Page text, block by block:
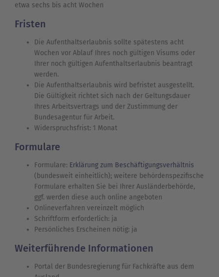
etwa sechs bis acht Wochen
Fristen
Die Aufenthaltserlaubnis sollte spätestens acht
Wochen vor Ablauf Ihres noch gültigen Visums oder
Ihrer noch gültigen Aufenthaltserlaubnis beantragt
werden.
Die Aufenthaltserlaubnis wird befristet ausgestellt.
Die Gültigkeit richtet sich nach der Geltungsdauer
Ihres Arbeitsvertrags und der Zustimmung der
Bundesagentur für Arbeit.
Widerspruchsfrist: 1 Monat
Formulare
Formulare: Erklärung zum Beschäftigungsverhältnis
(bundesweit einheitlich); weitere behördenspezifische
Formulare erhalten Sie bei Ihrer Ausländerbehörde,
ggf. werden diese auch online angeboten
Onlineverfahren vereinzelt möglich
Schriftform erforderlich: ja
Persönliches Erscheinen nötig: ja
Weiterführende Informationen
Portal der Bundesregierung für Fachkräfte aus dem